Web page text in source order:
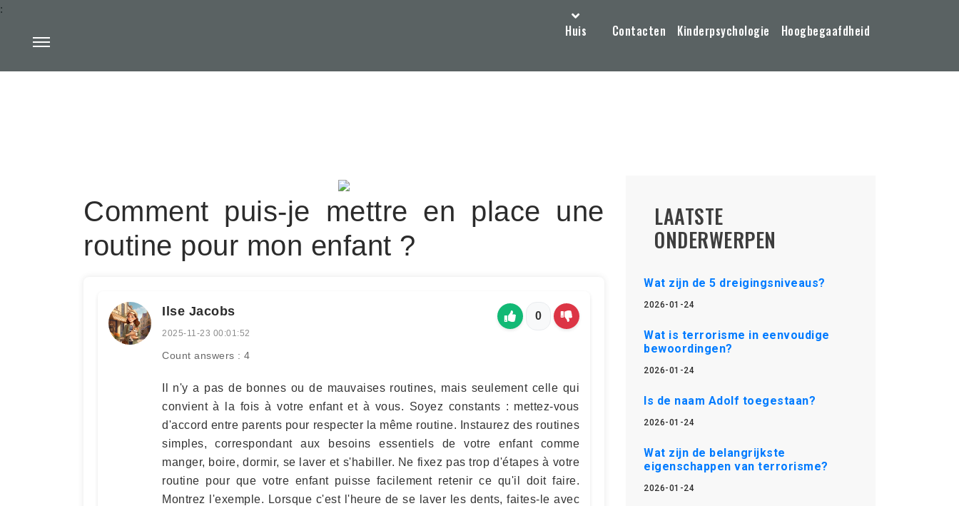
Huis Contacten Kinderpsychologie Hoogbegaafdheid
:
Comment puis-je mettre en place une
routine pour mon enfant ?
Ilse Jacobs
2025-11-23 00:01:52
Count answers : 4
0
Il n'y a pas de bonnes ou de mauvaises routines, mais seulement celle qui
convient à la fois à votre enfant et à vous. Soyez constants : mettez-vous
d'accord entre parents pour respecter la même routine. Instaurez des routines
simples, correspondant aux besoins essentiels de votre enfant comme
manger, boire, dormir, se laver et s'habiller. Ne fixez pas trop d'étapes à votre
routine pour que votre enfant puisse facilement retenir ce qu'il doit faire.
Montrez l'exemple. Lorsque c'est l'heure de se laver les dents, faites-le avec
LAATSTE
ONDERWERPEN
Wat zijn de 5 dreigingsniveaus?
2026-01-24
Wat is terrorisme in eenvoudige
bewoordingen?
2026-01-24
Is de naam Adolf toegestaan?
2026-01-24
Wat zijn de belangrijkste
eigenschappen van terrorisme?
2026-01-24